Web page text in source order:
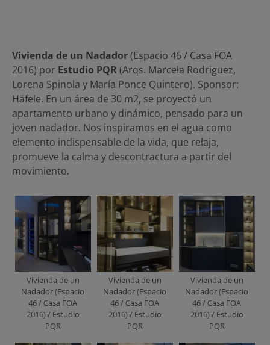
Vivienda de un Nadador(Espacio 46 / Casa FOA
2016) por Estudio PQR (Arqs. Marcela Rodriguez,
Lorena Spinola y María Ponce Quintero). Sponsor:
Häfele. En un área de 30 m2, se proyectó un
apartamento urbano y dinámico, pensado para un
joven nadador. Nos inspiramos en el agua como
elemento indispensable de la vida, que relaja,
promueve la calma y descontractura a partir del
movimiento.
Vivienda de un
Nadador (Espacio
46 / Casa FOA
2016) / Estudio
PQR
Vivienda de un
Nadador (Espacio
46 / Casa FOA
2016) / Estudio
PQR
Vivienda de un
Nadador (Espacio
46 / Casa FOA
2016) / Estudio
PQR